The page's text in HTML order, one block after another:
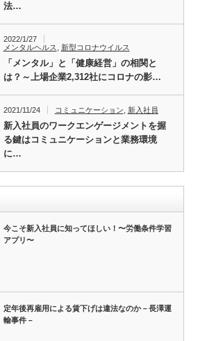
法…
2022/1/27
メンタルヘルス
新型コロナウイルス
「メンタル」と「健康経営」の相関と
は？～上場企業2,312社にコロナの影…
2021/11/24 コミュニケーション 新入社員
新入社員のワークエンゲージメントを握
る鍵はコミュニケーションと業務環境
に…
今こそ新入社員に知ってほしい！〜労働条件学習
アプリ〜
定年後再雇用による賃下げは違法なのか－長澤運
輸事件－